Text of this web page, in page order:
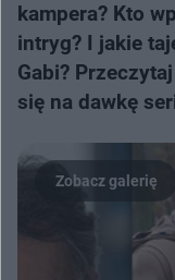
kampera? Kto
intryg? I jakie
Gabi?
się na dawkę